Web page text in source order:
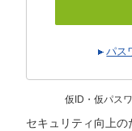
パス
仮ID・仮パス
セキュリティ向上の